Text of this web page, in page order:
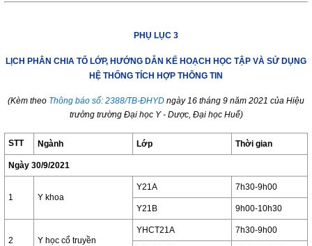
PHỤ LỤC 3
LỊCH PHÂN CHIA TỔ LỚP, HƯỚNG DẪN KẾ HOẠCH HỌC TẬP VÀ SỬ DỤNG
HỆ THỐNG TÍCH HỢP THÔNG TIN
(Kèm theo Thông báo số: 2388/TB-ĐHYD ngày 16 tháng 9 năm 2021 của Hiệu
trưởng trường Đại học Y - Dược, Đại học Huế)
STT Ngành Lớp Thời gian
Ngày 30/9/2021
1 Y khoa
Y21A 7h30-9h00
Y21B 9h00-10h30
2 Y học cổ truyền
YHCT21A 7h30-9h00